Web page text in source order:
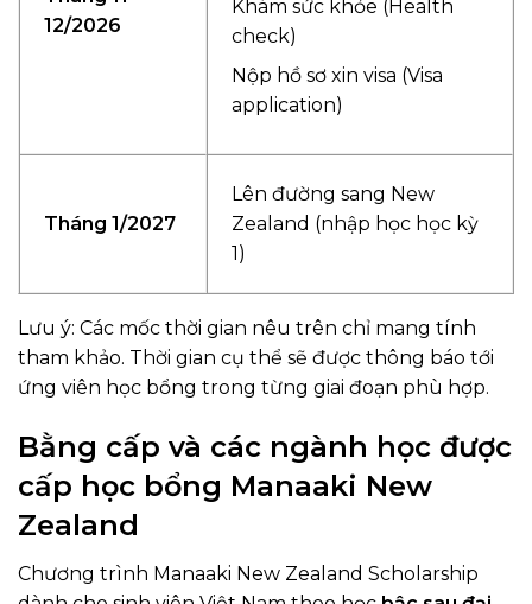
12/2026
Khám sức khỏe (Health
check)
Nộp hồ sơ xin visa (Visa
application)
Tháng 1/2027
Lên đường sang New
Zealand (nhập học học kỳ
1)
Lưu ý: Các mốc thời gian nêu trên chỉ mang tính
tham khảo. Thời gian cụ thể sẽ được thông báo tới
ứng viên học bổng trong từng giai đoạn phù hợp.
Bằng cấp và các ngành học được
cấp học bổng Manaaki New
Zealand
Chương trình Manaaki New Zealand Scholarship